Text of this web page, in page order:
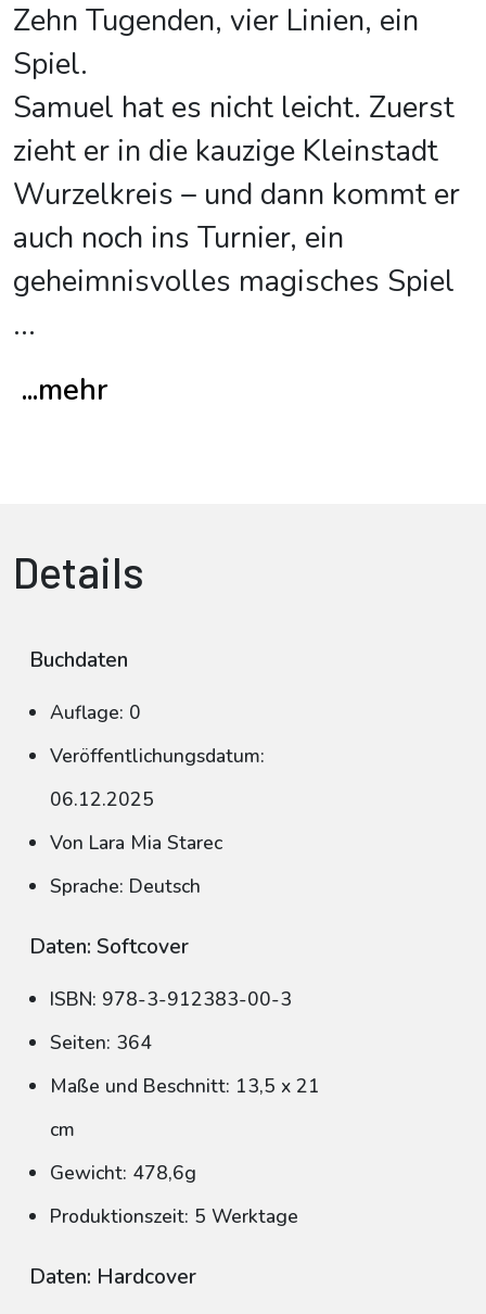
Zehn Tugenden, vier Linien, ein
Spiel.
Samuel hat es nicht leicht. Zuerst
zieht er in die kauzige Kleinstadt
Wurzelkreis – und dann kommt er
auch noch ins Turnier, ein
geheimnisvolles magisches Spiel
...
...mehr
Details
Buchdaten
Auflage: 0
Veröffentlichungsdatum:
06.12.2025
Von Lara Mia Starec
Sprache: Deutsch
Daten: Softcover
ISBN: 978-3-912383-00-3
Seiten: 364
Maße und Beschnitt: 13,5 x 21
cm
Gewicht: 478,6g
Produktionszeit: 5 Werktage
Daten: Hardcover